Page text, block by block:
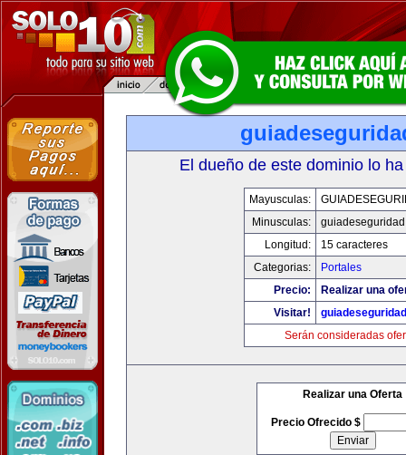
El dueño de este dominio lo
Mayusculas:
Minusculas:
Longitud:
15 caracteres
Categorias:
Portales
Precio:
Realizar una
Visitar!
Serán consideradas
Realizar una Oferta
Precio Ofrecido $